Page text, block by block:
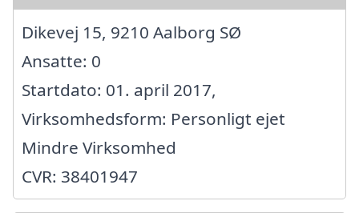
Dikevej 15, 9210 Aalborg SØ
Ansatte: 0
Startdato: 01. april 2017,
Virksomhedsform: Personligt ejet
Mindre Virksomhed
CVR: 38401947